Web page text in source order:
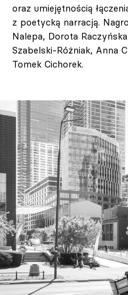
oraz umiejętnością
z poetycką narracją.
Nalepa, Dorota
Szabelski-Różniak, Anna
Tomek Cichorek.